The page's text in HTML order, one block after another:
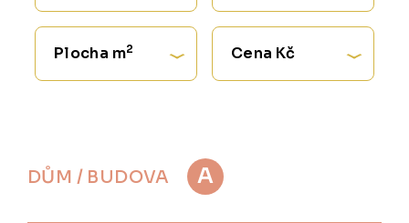
Plocha m2 Cena Kč
DŮM / BUDOVA A